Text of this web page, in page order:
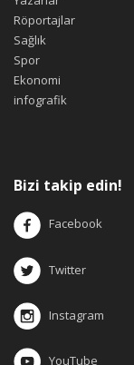
Röportajlar
Sağlık
Spor
Ekonomi
infografik
Bizi takip edin!
Facebook
Twitter
Instagram
YouTube